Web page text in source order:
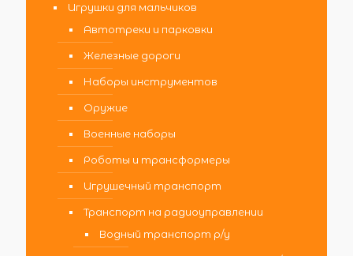
Игрушки для мальчиков
Автотреки и парковки
Железные дороги
Наборы инструментов
Оружие
Военные наборы
Роботы и трансформеры
Игрушечный транспорт
Транспорт на радиоуправлении
Водный транспорт р/у